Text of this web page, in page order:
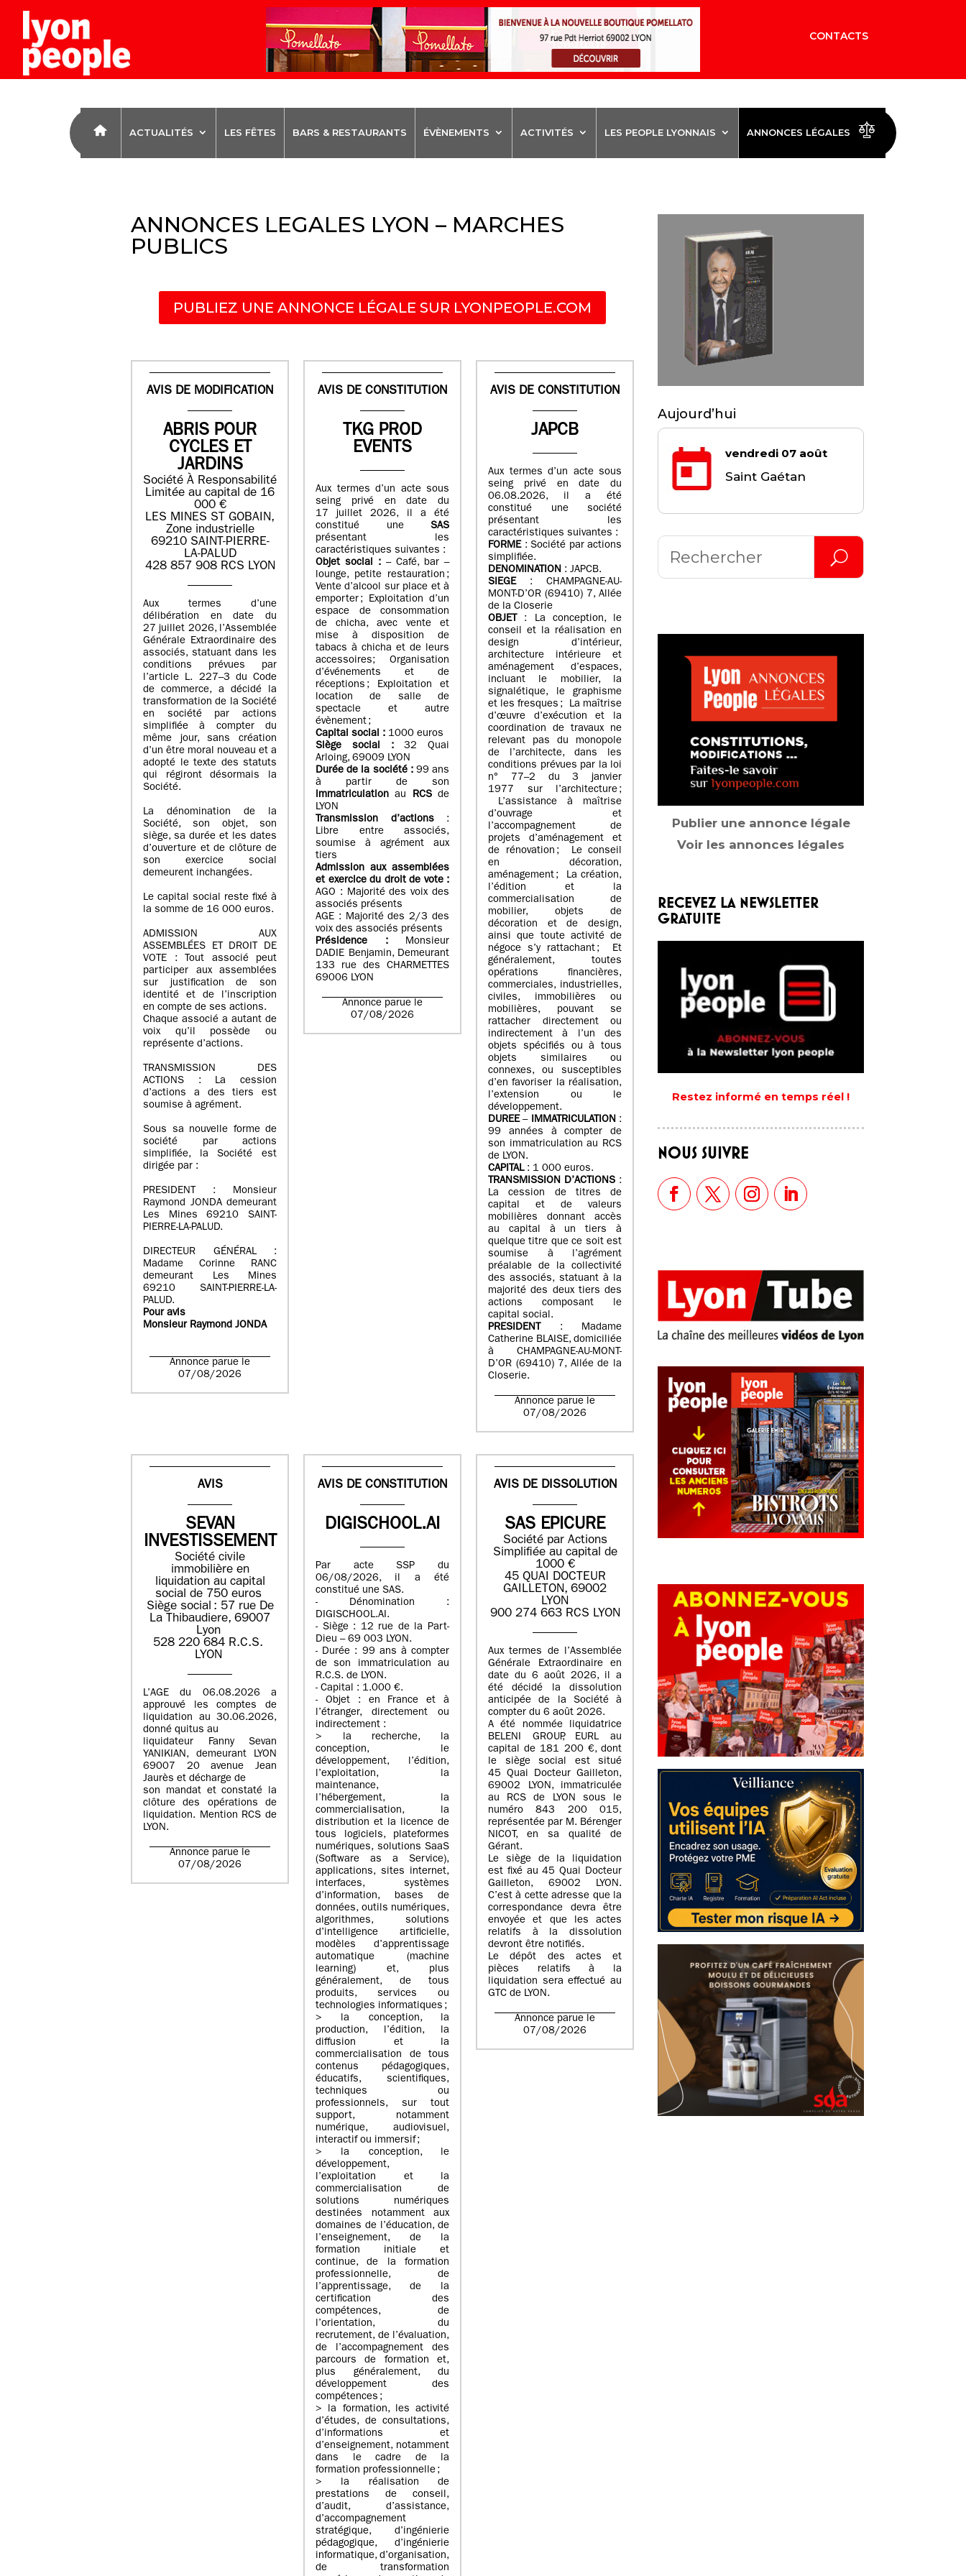
CONTACTS
ACTUALITÉS LES FÊTES BARS & RESTAURANTS ÉVÈNEMENTS ACTIVITÉS LES PEOPLE LYONNAIS ANNONCES LÉGALES
ANNONCES LEGALES LYON – MARCHES
PUBLICS
PUBLIEZ UNE ANNONCE LÉGALE SUR LYONPEOPLE.COM
AVIS DE MODIFICATION
ABRIS POUR
CYCLES ET
JARDINS
Société À Responsabilité
Limitée au capital de 16
000 €
LES MINES ST GOBAIN,
Zone industrielle
69210 SAINT-PIERRE-
LA-PALUD
428 857 908 RCS LYON
Aux termes d’une
délibération en date du
27 juillet 2026, l’Assemblée
Générale Extraordinaire des
associés, statuant dans les
conditions prévues par
l’article L. 227–3 du Code
de commerce, a décidé la
transformation de la Société
en société par actions
simplifiée à compter du
même jour, sans création
d’un être moral nouveau et a
adopté le texte des statuts
qui régiront désormais la
Société.
La dénomination de la
Société, son objet, son
siège, sa durée et les dates
d’ouverture et de clôture de
son exercice social
demeurent inchangées.
Le capital social reste fixé à
la somme de 16 000 euros.
ADMISSION AUX
ASSEMBLÉES ET DROIT DE
VOTE : Tout associé peut
participer aux assemblées
sur justification de son
identité et de l’inscription
en compte de ses actions.
Chaque associé a autant de
voix qu’il possède ou
représente d’actions.
TRANSMISSION DES
ACTIONS : La cession
d’actions a des tiers est
soumise à agrément.
Sous sa nouvelle forme de
société par actions
simplifiée, la Société est
dirigée par :
PRESIDENT : Monsieur
Raymond JONDA demeurant
Les Mines 69210 SAINT-
PIERRE-LA-PALUD.
DIRECTEUR GÉNÉRAL :
Madame Corinne RANC
demeurant Les Mines
69210 SAINT-PIERRE-LA-
PALUD.
Pour avis
Monsieur Raymond JONDA
Annonce parue le
07/08/2026
AVIS DE CONSTITUTION
TKG PROD
EVENTS
Aux termes d’un acte sous
seing privé en date du
17 juillet 2026, il a été
constitué une SAS
présentant les
caractéristiques suivantes :
Objet social : – Café, bar –
lounge, petite restauration ;
Vente d’alcool sur place et à
emporter ; Exploitation d’un
espace de consommation
de chicha, avec vente et
mise à disposition de
tabacs à chicha et de leurs
accessoires; Organisation
d’événements et de
réceptions ; Exploitation et
location de salle de
spectacle et autre
évènement ;
Capital social : 1000 euros
Siège social :32 Quai
Arloing, 69009 LYON
Durée de la société :99 ans
à partir de son
immatriculation au RCSde
LYON
Transmission d’actions:
Libre entre associés,
soumise à agrément aux
tiers
Admission aux assemblées
et exercice du droit de vote :
AGO : Majorité des voix des
associés présents
AGE : Majorité des 2/3 des
voix des associés présents
Présidence :Monsieur
DADIE Benjamin, Demeurant
133 rue des CHARMETTES
69006 LYON
Annonce parue le
07/08/2026
AVIS DE CONSTITUTION
JAPCB
Aux termes d’un acte sous
seing privé en date du
06.08.2026, il a été
constitué une société
présentant les
caractéristiques suivantes :
FORME: Société par actions
simplifiée.
DENOMINATION : JAPCB.
SIEGE: CHAMPAGNE-AU-
MONT-D’OR (69410) 7, Allée
de la Closerie
OBJET : La conception, le
conseil et la réalisation en
design d’intérieur,
architecture intérieure et
aménagement d’espaces,
incluant le mobilier, la
signalétique, le graphisme
et les fresques ; La maîtrise
d’œuvre d’exécution et la
coordination de travaux ne
relevant pas du monopole
de l’architecte, dans les
conditions prévues par la loi
n° 77–2 du 3 janvier
1977 sur l’architecture ;
L’assistance à maîtrise
d’ouvrage et
l’accompagnement de
projets d’aménagement et
de rénovation ; Le conseil
en décoration,
aménagement ; La création,
l’édition et la
commercialisation de
mobilier, objets de
décoration et de design,
ainsi que toute activité de
négoce s’y rattachant ; Et
généralement, toutes
opérations financières,
commerciales, industrielles,
civiles, immobilières ou
mobilières, pouvant se
rattacher directement ou
indirectement à l’un des
objets spécifiés ou à tous
objets similaires ou
connexes, ou susceptibles
d’en favoriser la réalisation,
l’extension ou le
développement.
DUREE– IMMATRICULATION:
99 années à compter de
son immatriculation au RCS
de LYON.
CAPITAL: 1 000 euros.
TRANSMISSION D’ACTIONS :
La cession de titres de
capital et de valeurs
mobilières donnant accès
au capital à un tiers à
quelque titre que ce soit est
soumise à l’agrément
préalable de la collectivité
des associés, statuant à la
majorité des deux tiers des
actions composant le
capital social.
PRESIDENT : Madame
Catherine BLAISE, domiciliée
à CHAMPAGNE-AU-MONT-
D’OR (69410) 7, Allée de la
Closerie.
Annonce parue le
07/08/2026
AVIS
SEVAN
INVESTISSEMENT
Société civile
immobilière en
liquidation ​au capital
social de 750 euros​
Siège social : ​57 rue De
La Thibaudiere, 69007
Lyon​
​​528 220 684​ R.C.S. ​
LYON​
L’AGE du 06.08.2026 a
approuvé les comptes de
liquidation au 30.06.2026,
donné quitus au
liquidateur Fanny Sevan
YANIKIAN, demeurant LYON
69007 20 avenue Jean
Jaurès et décharge de
son mandat et constaté la
clôture des opérations de
liquidation. Mention RCS de
LYON.
Annonce parue le
07/08/2026
AVIS DE CONSTITUTION
DIGISCHOOL.AI
Par acte SSP du
06/08/2026, il a été
constitué une SAS.
- Dénomination :
DIGISCHOOL.AI.
- Siège : 12 rue de la Part-
Dieu – 69 003 LYON.
- Durée : 99 ans à compter
de son immatriculation au
R.C.S. de LYON.
- Capital : 1.000 €.
- Objet : en France et à
l’étranger, directement ou
indirectement :
> la recherche, la
conception, le
développement, l’édition,
l’exploitation, la
maintenance,
l’hébergement, la
commercialisation, la
distribution et la licence de
tous logiciels, plateformes
numériques, solutions SaaS
(Software as a Service),
applications, sites internet,
interfaces, systèmes
d’information, bases de
données, outils numériques,
algorithmes, solutions
d’intelligence artificielle,
modèles d’apprentissage
automatique (machine
learning) et, plus
généralement, de tous
produits, services ou
technologies informatiques ;
> la conception, la
production, l’édition, la
diffusion et la
commercialisation de tous
contenus pédagogiques,
éducatifs, scientifiques,
techniques ou
professionnels, sur tout
support, notamment
numérique, audiovisuel,
interactif ou immersif ;
> la conception, le
développement,
l’exploitation et la
commercialisation de
solutions numériques
destinées notamment aux
domaines de l’éducation, de
l’enseignement, de la
formation initiale et
continue, de la formation
professionnelle, de
l’apprentissage, de la
certification des
compétences, de
l’orientation, du
recrutement, de l’évaluation,
de l’accompagnement des
parcours de formation et,
plus généralement, du
développement des
compétences ;
> la formation, les activité
d’études, de consultations,
d’informations et
d’enseignement, notamment
dans le cadre de la
formation professionnelle ;
> la réalisation de
prestations de conseil,
d’audit, d’assistance,
d’accompagnement
stratégique, d’ingénierie
pédagogique, d’ingénierie
informatique, d’organisation,
de transformation
AVIS DE DISSOLUTION
SAS EPICURE
Société par Actions
Simplifiée au capital de
1000 €
45 QUAI DOCTEUR
GAILLETON, 69002
LYON
900 274 663 RCS LYON
Aux termes de l’Assemblée
Générale Extraordinaire en
date du 6 août 2026, il a
été décidé la dissolution
anticipée de la Société à
compter du 6 août 2026.
A été nommée liquidatrice
BELENI GROUP, EURL au
capital de 181 200 €, dont
le siège social est situé
45 Quai Docteur Gailleton,
69002 LYON, immatriculée
au RCS de LYON sous le
numéro 843 200 015,
représentée par M. Bérenger
NICOT, en sa qualité de
Gérant.
Le siège de la liquidation
est fixé au45 Quai Docteur
Gailleton, 69002 LYON.
C’est à cette adresse que la
correspondance devra être
envoyée et que les actes
relatifs à la dissolution
devront être notifiés.
Le dépôt des actes et
pièces relatifs à la
liquidation sera effectué au
GTC de LYON.
Annonce parue le
07/08/2026
Aujourd’hui
vendredi 07 août
Saint Gaétan
Publier une annonce légale
Voir les annonces légales
RECEVEZ LA NEWSLETTER
GRATUITE
Restez informé en temps réel !
NOUS SUIVRE